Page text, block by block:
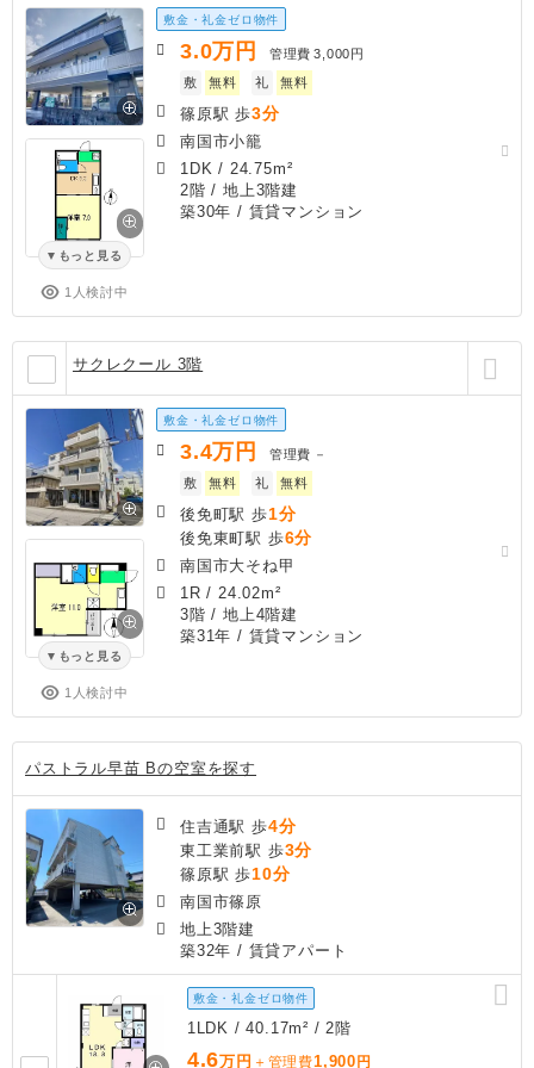
もっと見る
1人検討中
敷金・礼金ゼロ物件
3.0万円 管理費 3,000円
敷
無料 礼 無料
篠原駅 歩3分
南国市小籠
1DK / 24.75m²
2階 / 地上3階建
築30年 / 賃貸マンション
サクレクール 3階
もっと見る
1人検討中
敷金・礼金ゼロ物件
3.4万円 管理費 －
敷
無料 礼 無料
後免町駅 歩1分
後免東町駅 歩6分
南国市大そね甲
1R / 24.02m²
3階 / 地上4階建
築31年 / 賃貸マンション
パストラル早苗 Bの空室を探す
住吉通駅 歩4分
東工業前駅 歩3分
篠原駅 歩10分
南国市篠原
地上3階建
築32年 / 賃貸アパート
敷金・礼金ゼロ物件
1LDK / 40.17m² / 2階
4.6万円 ＋管理費1,900 円